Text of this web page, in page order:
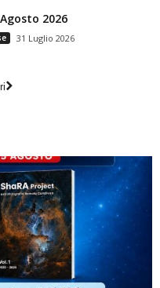
2026
31 Luglio 2026